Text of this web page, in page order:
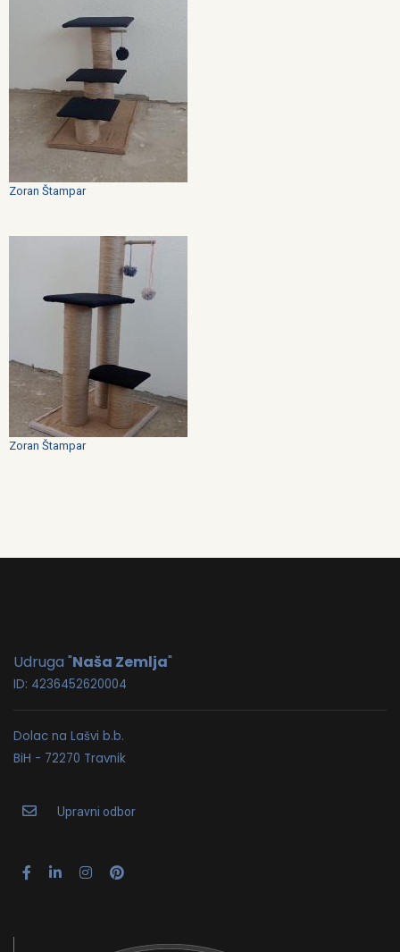
Zoran Štampar
Zoran Štampar
Udruga "Naša Zemlja"
ID: 4236452620004
Dolac na Lašvi b.b.
BiH - 72270 Travnik
Upravni odbor